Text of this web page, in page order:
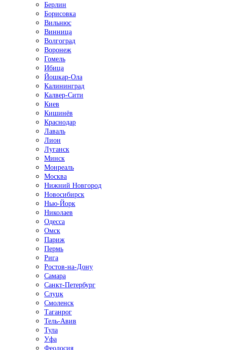
Берлин
Борисовка
Вильнюс
Винница
Волгоград
Воронеж
Гомель
Ибица
Йошкар-Ола
Калининград
Калвер-Сити
Киев
Кишинёв
Краснодар
Лаваль
Лион
Луганск
Минск
Монреаль
Москва
Нижний Новгород
Новосибирск
Нью-Йорк
Николаев
Одесса
Омск
Париж
Пермь
Рига
Ростов-на-Дону
Самара
Санкт-Петербург
Слуцк
Смоленск
Таганрог
Тель-Авив
Тула
Уфа
Феодосия